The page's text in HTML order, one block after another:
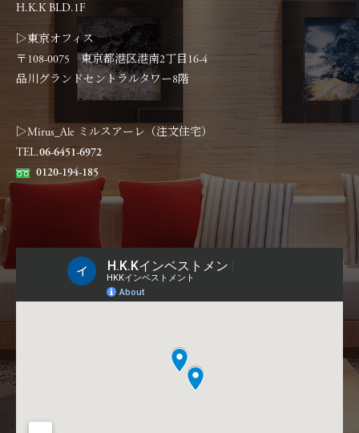
H.K.K BLD.1F
▷東京オフィス
〒108-0075 東京都港区港南2丁目16-4
品川グランドセントラルタワー8階
▷Mirus_Ale ミルスアーレ（注文住宅）
TEL.06-6451-6972
0120-194-185